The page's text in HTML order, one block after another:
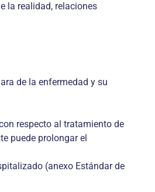
la realidad, relacio­nes
de la enferme­dad y su
respecto al trata­miento de
pue­de prolongar el
(anexo Es­tándar de